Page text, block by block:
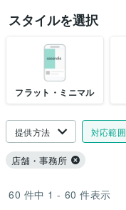
スタイルを選択
フラット・ミニマル
提供方法 対応範囲
店舗・事務所
60 件中 1 - 60 件表示